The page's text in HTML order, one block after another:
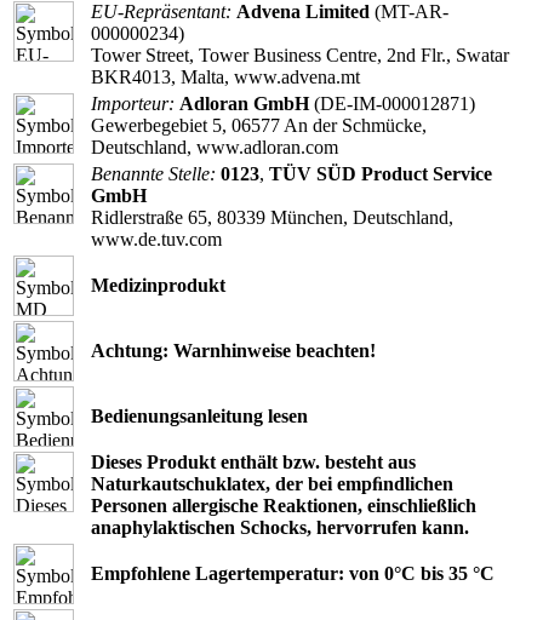
EU-Repräsentant: Advena Limited (MT-AR-
000000234)
Tower Street, Tower Business Centre, 2nd Flr., Swatar
BKR4013, Malta, www.advena.mt
Importeur: Adloran GmbH(DE-IM-000012871)
Gewerbegebiet 5, 06577 An der Schmücke,
Deutschland, www.adloran.com
Benannte Stelle: 0123, TÜV SÜD Product Service
GmbH
Ridlerstraße 65, 80339 München, Deutschland,
www.de.tuv.com
Medizinprodukt
Achtung: Warnhinweise beachten!
Bedienungsanleitung lesen
Dieses Produkt enthält bzw. besteht aus
Naturkautschuklatex, der bei empﬁndlichen
Personen allergische Reaktionen, einschließlich
anaphylaktischen Schocks, hervorrufen kann.
Empfohlene Lagertemperatur: von 0°C bis 35 °C